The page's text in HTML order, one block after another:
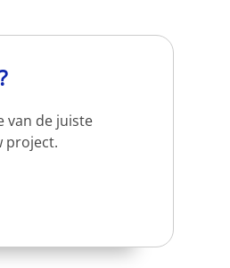
van de juiste
project.